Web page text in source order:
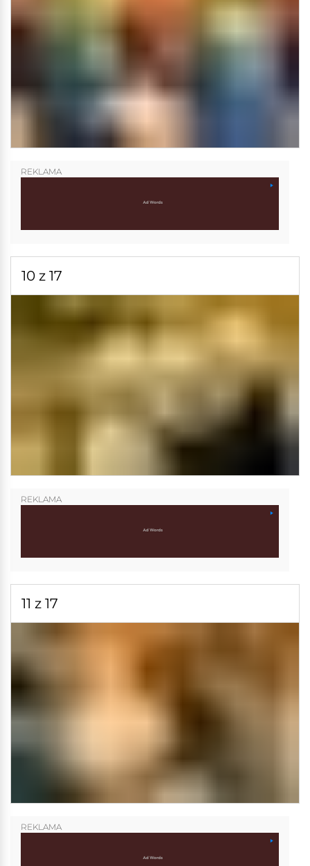
REKLAMA
10 z 17
REKLAMA
11 z 17
REKLAMA